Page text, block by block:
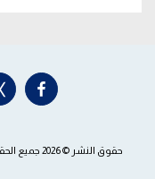
حقوق النشر © 2026 جميع الحقوق محفوظة -